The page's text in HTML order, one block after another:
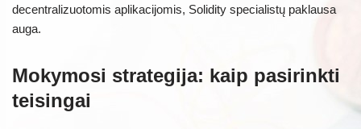
decentralizuotomis aplikacijomis, Solidity specialistų paklausa
auga.
Mokymosi strategija: kaip pasirinkti
teisingai